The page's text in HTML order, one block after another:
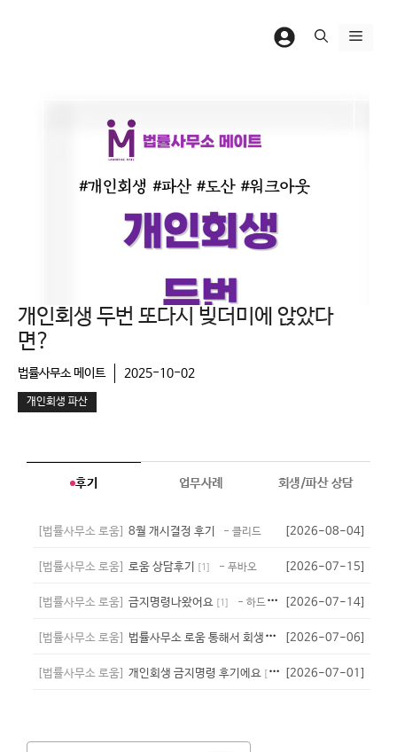
메
개인회생 두번 또다시 빚더미에 앉았다
면?
법률사무소 메이트 2025-10-02
개인회생 파산
후기 업무사례 회생/파산 상담
[법률사무소 로움] 8월 개시결정 후기 - 클리드 [2026-08-04]
[법률사무소 로움] 로움 상담후기 [1 ] - 푸바오 [2026-07-15]
[법률사무소 로움] 금지명령나왔어요 [1 ] - 하드타임 [2026-07-14]
[법률사무소 로움] 법률사무소 로움 통해서 회생성공 [1] - 하이
[2026-07-06]
[법률사무소 로움] 개인회생 금지명령 후기에요 [1] - 라라크로포드
[2026-07-01]